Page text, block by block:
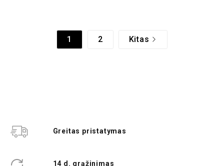
1 2 Kitas
Greitas pristatymas
14 d. grąžinimas